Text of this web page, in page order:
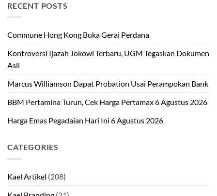
RECENT POSTS
Commune Hong Kong Buka Gerai Perdana
Kontroversi Ijazah Jokowi Terbaru, UGM Tegaskan Dokumen
Asli
Marcus Williamson Dapat Probation Usai Perampokan Bank
BBM Pertamina Turun, Cek Harga Pertamax 6 Agustus 2026
Harga Emas Pegadaian Hari Ini 6 Agustus 2026
CATEGORIES
Kael Artikel (208)